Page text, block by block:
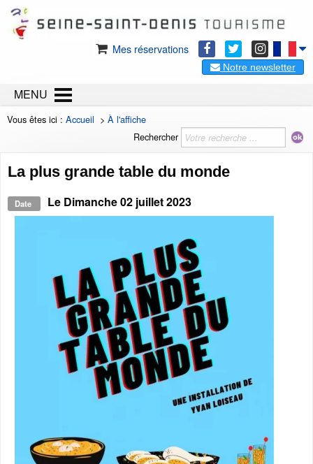
Mes réservations
Notre newsletter
MENU
Vous êtes ici : Accueil > À l'affiche
Rechercher
La plus grande table du monde
Date Le Dimanche 02 juillet 2023